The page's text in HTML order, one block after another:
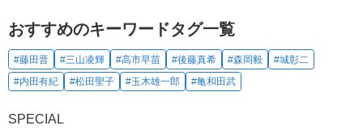
おすすめのキーワードタグ一覧
#藤田晋 #三山凌輝 #高市早苗 #後藤真希 #森岡毅
#城彰二
#内田有紀
#松田聖子 #玉木雄一郎 #亀和田武
SPECIAL